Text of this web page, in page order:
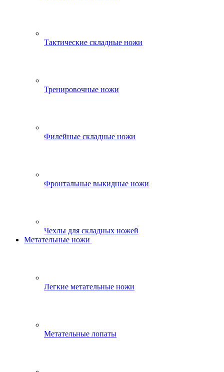
Тактические складные ножи
Тренировочные ножи
Филейные складные ножи
Фронтальные выкидные ножи
Чехлы для складных ножей
Метательные ножи
Легкие метательные ножи
Метательные лопаты